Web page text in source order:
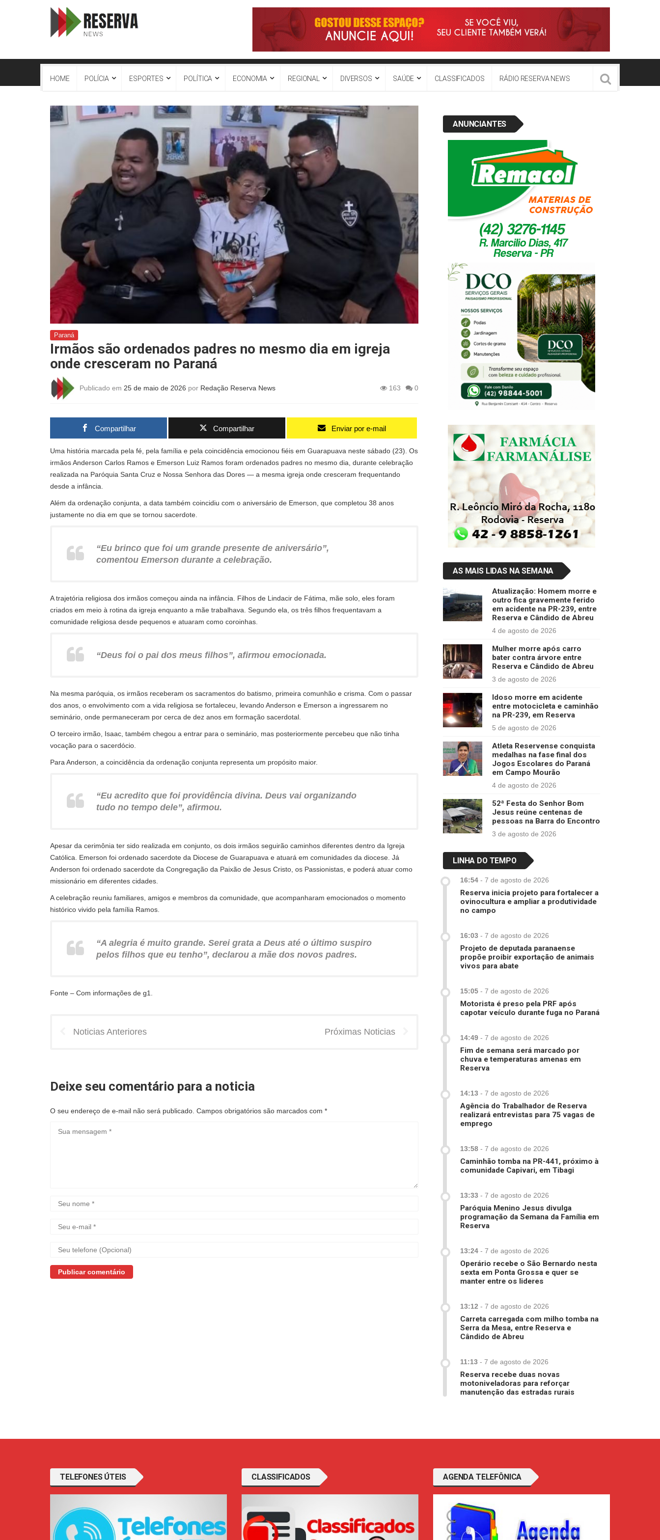
HOME POLÍCIA ESPORTES POLÍTICA ECONOMIA REGIONAL DIVERSOS SAÚDE CLASSIFICADOS RÁDIO RESERVA NEWS
Paraná
Irmãos são ordenados padres no mesmo dia em igreja
onde cresceram no Paraná
Publicado em 25 de maio de 2026 por Redação Reserva News 163 0
Compartilhar Compartilhar Enviar por e-mail
Uma história marcada pela fé, pela família e pela coincidência emocionou fiéis em Guarapuava neste sábado (23). Os
irmãos Anderson Carlos Ramos e Emerson Luiz Ramos foram ordenados padres no mesmo dia, durante celebração
realizada na Paróquia Santa Cruz e Nossa Senhora das Dores — a mesma igreja onde cresceram frequentando
desde a infância.
Além da ordenação conjunta, a data também coincidiu com o aniversário de Emerson, que completou 38 anos
justamente no dia em que se tornou sacerdote.
“Eu brinco que foi um grande presente de aniversário”,
comentou Emerson durante a celebração.
A trajetória religiosa dos irmãos começou ainda na infância. Filhos de Lindacir de Fátima, mãe solo, eles foram
criados em meio à rotina da igreja enquanto a mãe trabalhava. Segundo ela, os três filhos frequentavam a
comunidade religiosa desde pequenos e atuaram como coroinhas.
“Deus foi o pai dos meus filhos”, afirmou emocionada.
Na mesma paróquia, os irmãos receberam os sacramentos do batismo, primeira comunhão e crisma. Com o passar
dos anos, o envolvimento com a vida religiosa se fortaleceu, levando Anderson e Emerson a ingressarem no
seminário, onde permaneceram por cerca de dez anos em formação sacerdotal.
O terceiro irmão, Isaac, também chegou a entrar para o seminário, mas posteriormente percebeu que não tinha
vocação para o sacerdócio.
Para Anderson, a coincidência da ordenação conjunta representa um propósito maior.
“Eu acredito que foi providência divina. Deus vai organizando
tudo no tempo dele”, afirmou.
Apesar da cerimônia ter sido realizada em conjunto, os dois irmãos seguirão caminhos diferentes dentro da Igreja
Católica. Emerson foi ordenado sacerdote da Diocese de Guarapuava e atuará em comunidades da diocese. Já
Anderson foi ordenado sacerdote da Congregação da Paixão de Jesus Cristo, os Passionistas, e poderá atuar como
missionário em diferentes cidades.
A celebração reuniu familiares, amigos e membros da comunidade, que acompanharam emocionados o momento
histórico vivido pela família Ramos.
“A alegria é muito grande. Serei grata a Deus até o último suspiro
pelos filhos que eu tenho”, declarou a mãe dos novos padres.
Fonte – Com informações de g1.
Noticias Anteriores Próximas Noticias
Deixe seu comentário para a noticia
O seu endereço de e-mail não será publicado. Campos obrigatórios são marcados com *
ANUNCIANTES
AS MAIS LIDAS NA SEMANA
Atualização: Homem morre e
outro fica gravemente ferido
em acidente na PR-239, entre
Reserva e Cândido de Abreu
4 de agosto de 2026
Mulher morre após carro
bater contra árvore entre
Reserva e Cândido de Abreu
3 de agosto de 2026
Idoso morre em acidente
entre motocicleta e caminhão
na PR-239, em Reserva
5 de agosto de 2026
Atleta Reservense conquista
medalhas na fase final dos
Jogos Escolares do Paraná
em Campo Mourão
4 de agosto de 2026
52ª Festa do Senhor Bom
Jesus reúne centenas de
pessoas na Barra do Encontro
3 de agosto de 2026
LINHA DO TEMPO
16:54 - 7 de agosto de 2026
Reserva inicia projeto para fortalecer a
ovinocultura e ampliar a produtividade
no campo
16:03 - 7 de agosto de 2026
Projeto de deputada paranaense
propõe proibir exportação de animais
vivos para abate
15:05 - 7 de agosto de 2026
Motorista é preso pela PRF após
capotar veículo durante fuga no Paraná
14:49 - 7 de agosto de 2026
Fim de semana será marcado por
chuva e temperaturas amenas em
Reserva
14:13 - 7 de agosto de 2026
Agência do Trabalhador de Reserva
realizará entrevistas para 75 vagas de
emprego
13:58 - 7 de agosto de 2026
Caminhão tomba na PR-441, próximo à
comunidade Capivari, em Tibagi
13:33 - 7 de agosto de 2026
Paróquia Menino Jesus divulga
programação da Semana da Família em
Reserva
13:24 - 7 de agosto de 2026
Operário recebe o São Bernardo nesta
sexta em Ponta Grossa e quer se
manter entre os lideres
13:12 - 7 de agosto de 2026
Carreta carregada com milho tomba na
Serra da Mesa, entre Reserva e
Cândido de Abreu
11:13 - 7 de agosto de 2026
Reserva recebe duas novas
motoniveladoras para reforçar
manutenção das estradas rurais
TELEFONES ÚTEIS CLASSIFICADOS AGENDA TELEFÔNICA